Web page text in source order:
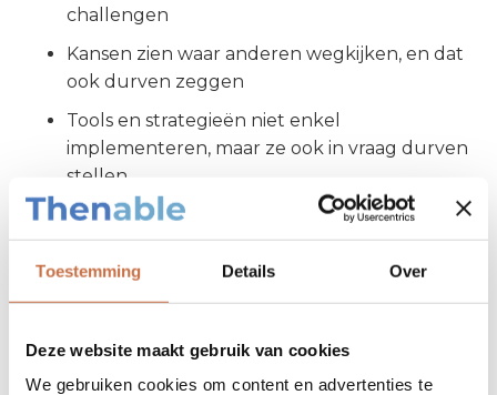
Toestemming Details Over
Deze website maakt gebruik van cookies
We gebruiken cookies om content en advertenties te
challengen
Kansen zien waar anderen wegkijken, en dat
ook durven zeggen
Tools en strategieën niet enkel
implementeren, maar ze ook in vraag durven
stellen
Niet wachten op toestemming om je stem te
laten horen
Wie zoeken we?
We zoeken geen meeloper. We zoeken iemand
die: